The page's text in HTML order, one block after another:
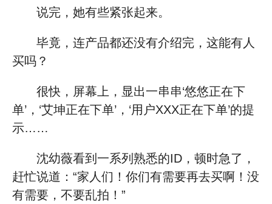
说完，她有些紧张起来。
毕竟，连产品都还没有介绍完，这能有人
买吗？
很快，屏幕上，显出一串串‘悠悠正在下
单’，‘艾坤正在下单’，‘用户XXX正在下单’的提
示……
沈幼薇看到一系列熟悉的ID，顿时急了，
赶忙说道：“家人们！你们有需要再去买啊！没
有需要，不要乱拍！”